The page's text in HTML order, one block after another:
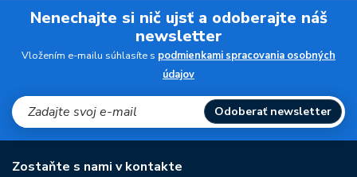
Nenechajte si nič ujsť a odoberajte náš
newsletter
Vložením e-mailu súhlasíte s podmienkami spracovania osobných
údajov
Odoberať newsletter
Zostaňte s nami v kontakte